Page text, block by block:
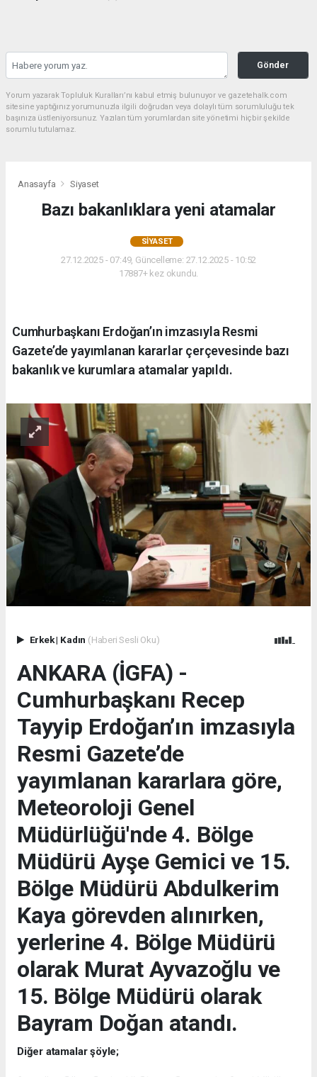
Gönder
Yorum yazarak Topluluk Kuralları’nı kabul etmiş bulunuyor ve gazetehalk.com
sitesine yaptığınız yorumunuzla ilgili doğrudan veya dolaylı tüm sorumluluğu tek
başınıza üstleniyorsunuz. Yazılan tüm yorumlardan site yönetimi hiçbir şekilde
sorumlu tutulamaz.
Anasayfa Siyaset
Bazı bakanlıklara yeni atamalar
SIYASET
27.12.2025 - 07:49, Güncelleme: 27.12.2025 - 10:52
17887+ kez okundu.
Cumhurbaşkanı Erdoğan’ın imzasıyla Resmi
Gazete’de yayımlanan kararlar çerçevesinde bazı
bakanlık ve kurumlara atamalar yapıldı.
Erkek| Kadın (Haberi Sesli Oku)
ANKARA (İGFA) -
Cumhurbaşkanı Recep
Tayyip Erdoğan’ın imzasıyla
Resmi Gazete’de
yayımlanan kararlara göre,
Meteoroloji Genel
Müdürlüğü'nde 4. Bölge
Müdürü Ayşe Gemici ve 15.
Bölge Müdürü Abdulkerim
Kaya görevden alınırken,
yerlerine 4. Bölge Müdürü
olarak Murat Ayvazoğlu ve
15. Bölge Müdürü olarak
Bayram Doğan atandı.
Diğer atamalar şöyle;